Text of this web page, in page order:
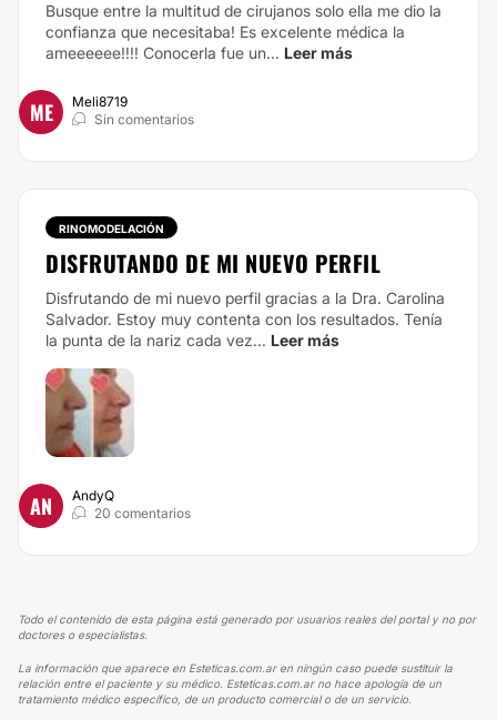
Busque entre la multitud de cirujanos solo ella me dio la
confianza que necesitaba! Es excelente médica la
ameeeeee!!!! Conocerla fue un... Leer más
ME
Meli8719
Sin comentarios
RINOMODELACIÓN
DISFRUTANDO DE MI NUEVO PERFIL
Disfrutando de mi nuevo perfil gracias a la Dra. Carolina
Salvador. Estoy muy contenta con los resultados. Tenía
la punta de la nariz cada vez... Leer más
AN
AndyQ
20 comentarios
Todo el contenido de esta página está generado por usuarios reales del portal y no por
doctores o especialistas.
La información que aparece en Esteticas.com.ar en ningún caso puede sustituir la
relación entre el paciente y su médico. Esteticas.com.ar no hace apología de un
tratamiento médico específico, de un producto comercial o de un servicio.